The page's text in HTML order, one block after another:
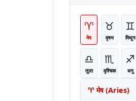
♈
मेष
♉
वृषभ
♊
मिथुन
♎
तुला
♏
वृश्चिक
♐
धनु
♈ मेष(Aries)